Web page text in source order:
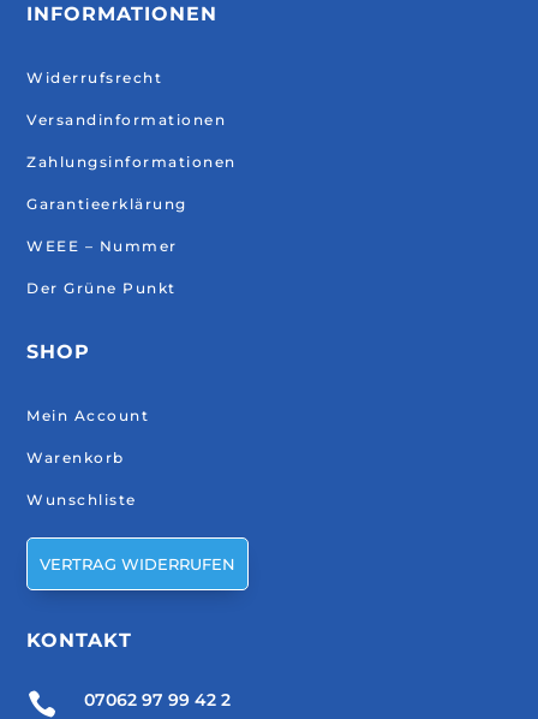
INFORMATIONEN
Widerrufsrecht
Versandinformationen
Zahlungsinformationen
Garantieerklärung
WEEE – Nummer
Der Grüne Punkt
SHOP
Mein Account
Warenkorb
Wunschliste
VERTRAG WIDERRUFEN
KONTAKT
 07062 97 99 42 2